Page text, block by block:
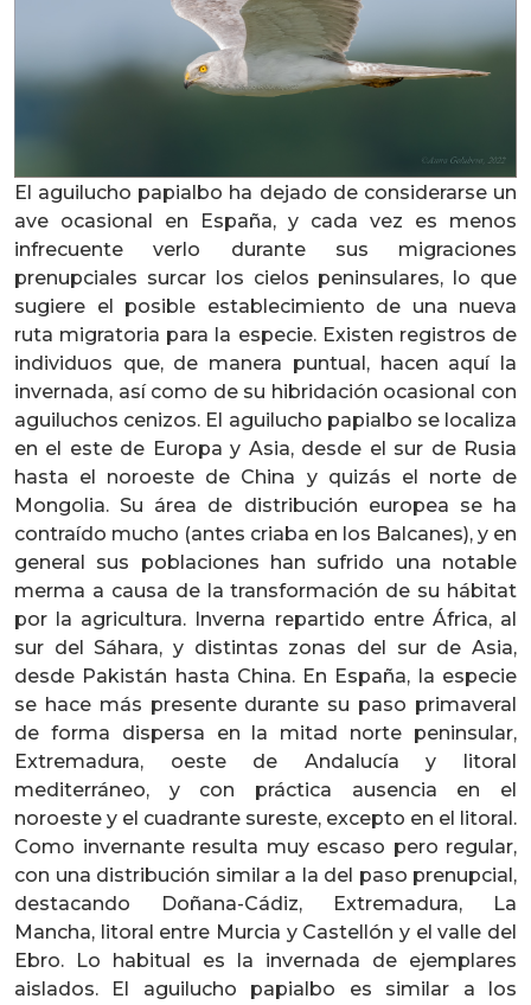
El aguilucho papialbo ha dejado de considerarse un
ave ocasional en España, y cada vez es menos
infrecuente verlo durante sus migraciones
prenupciales surcar los cielos peninsulares, lo que
sugiere el posible establecimiento de una nueva
ruta migratoria para la especie. Existen registros de
individuos que, de manera puntual, hacen aquí la
invernada, así como de su hibridación ocasional con
aguiluchos cenizos. El aguilucho papialbo se localiza
en el este de Europa y Asia, desde el sur de Rusia
hasta el noroeste de China y quizás el norte de
Mongolia. Su área de distribución europea se ha
contraído mucho (antes criaba en los Balcanes), y en
general sus poblaciones han sufrido una notable
merma a causa de la transformación de su hábitat
por la agricultura. Inverna repartido entre África, al
sur del Sáhara, y distintas zonas del sur de Asia,
desde Pakistán hasta China. En España, la especie
se hace más presente durante su paso primaveral
de forma dispersa en la mitad norte peninsular,
Extremadura, oeste de Andalucía y litoral
mediterráneo, y con práctica ausencia en el
noroeste y el cuadrante sureste, excepto en el litoral.
Como invernante resulta muy escaso pero regular,
con una distribución similar a la del paso prenupcial,
destacando Doñana-Cádiz, Extremadura, La
Mancha, litoral entre Murcia y Castellón y el valle del
Ebro. Lo habitual es la invernada de ejemplares
aislados. El aguilucho papialbo es similar a los